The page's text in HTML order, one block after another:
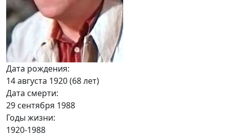
Дата рождения:
14 августа 1920 (68 лет)
Дата смерти:
29 сентября 1988
Годы жизни:
1920-1988